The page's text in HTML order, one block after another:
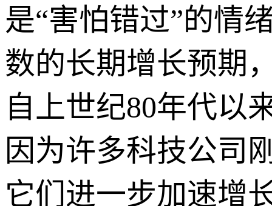
是“害怕错过”的情
数的长期增长预期
自上世纪80年代以
因为许多科技公司
它们进一步加速增